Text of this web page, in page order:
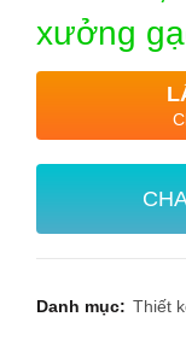
xưởng
Danh mục: Thiết